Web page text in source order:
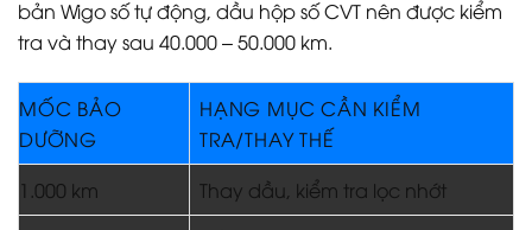
quá trình chạy rà ban đầu.
Các hạng mục như lọc gió động cơ, lọc gió điều hòa,
dầu hộp số (với bản số sàn), bugi và dây curoa bắt
đầu được kiểm tra và thay thế khi cần thiết.